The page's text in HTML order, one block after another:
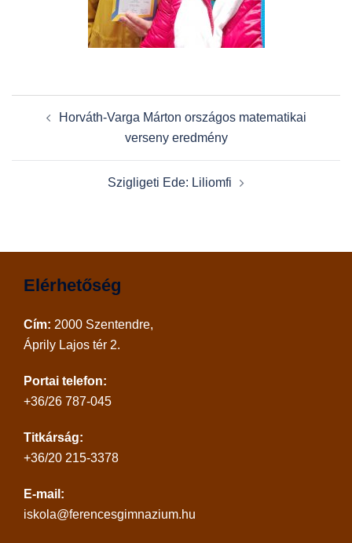
navigationHorváth-Varga Márton országos matematikai
verseny eredmény
Szigligeti Ede: Liliomfi
Elérhetőség
Cím: 2000 Szentendre,
Áprily Lajos tér 2.
Portai telefon:
+36/26 787-045
Titkárság:
+36/20 215-3378
E-mail:
iskola@ferencesgimnazium.hu